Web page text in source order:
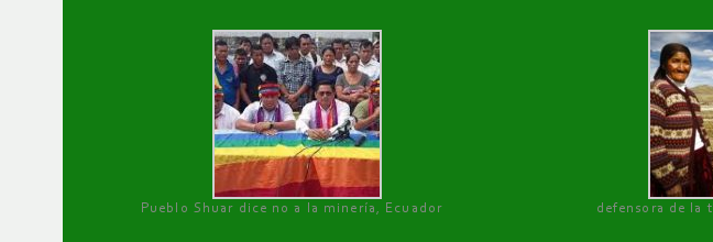
Pueblo Shuar dice no a la minería, Ecuador defensora de la